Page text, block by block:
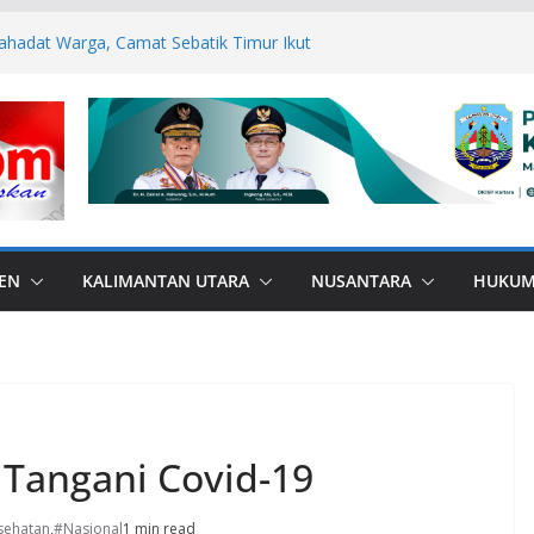
Warga, Camat Sebatik Timur Ikut
Polres Buru laksanakan Binrohtal,
Harapan para Tahanan
Kaki Air, Wujud Bakti Gabungan TNI
Hukum danHentikan
serta Anak Sejak Dini di Sekolah
KALIMANTAN UTARA NUSANTARA
Covid-19
,#Nasional1 min read